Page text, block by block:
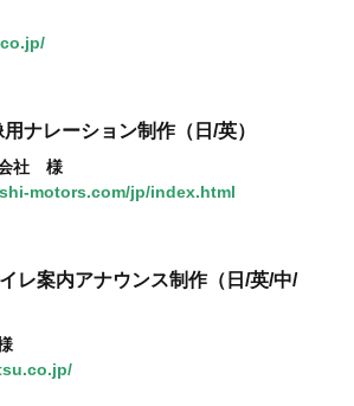
ナレーション制作（日/英）
会社 様
motors.com/jp/index.html
レ案内アナウンス制作（日/英/中/